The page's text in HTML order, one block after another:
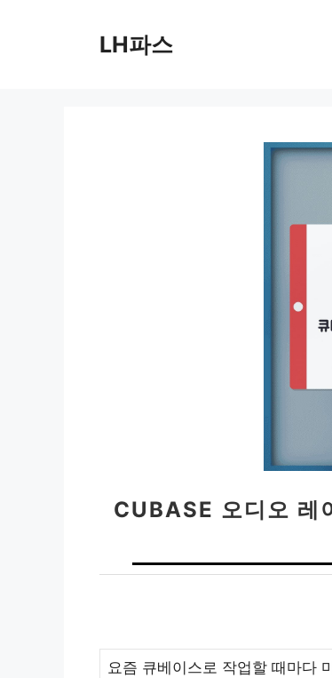
LH파스
CUBASE 오디오 레
요즘 큐베이스로 작업할 때마다